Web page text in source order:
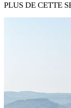
PLUS DE CETTE